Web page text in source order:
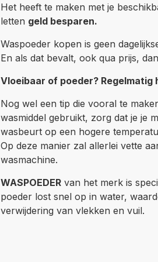
Het heeft te maken met je
letten geld besparen.
Waspoeder kopen is geen
En als dat bevalt, ook qua prijs,
Vloeibaar of poeder? Regelmatig
Nog wel een tip die vooral te
wasmiddel gebruikt, zorg dat je je
wasbeurt op een hogere
Op deze manier zal allerlei vette
wasmachine.
WASPOEDER van het merk is
poeder lost snel op in water,
verwijdering van vlekken en vuil.